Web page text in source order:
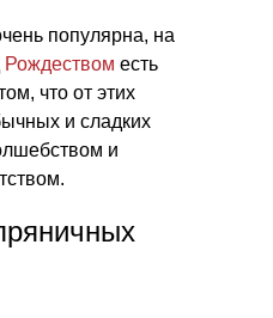
популярна, на
Рождеством есть
что от этих
и сладких
и